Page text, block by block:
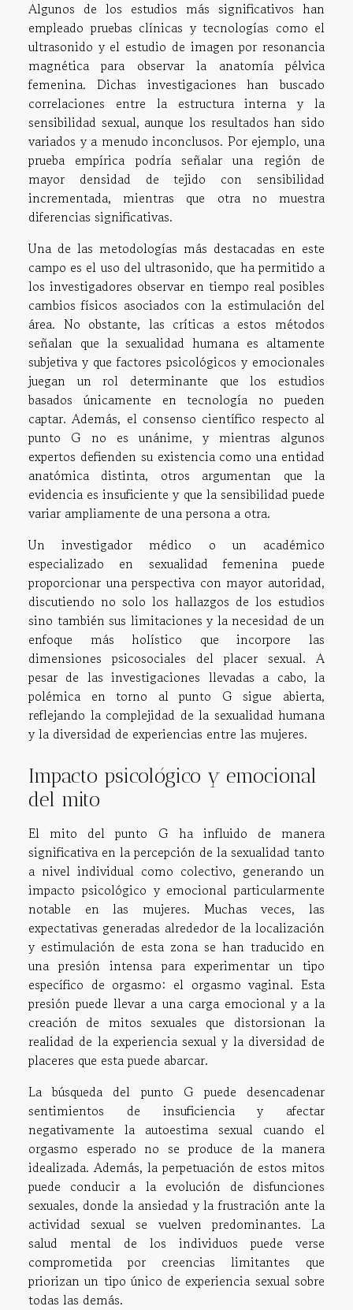
Algunos de los estudios más significativos han
empleado pruebas clínicas y tecnologías como el
ultrasonido y el estudio de imagen por resonancia
magnética para observar la anatomía pélvica
femenina. Dichas investigaciones han buscado
correlaciones entre la estructura interna y la
sensibilidad sexual, aunque los resultados han sido
variados y a menudo inconclusos. Por ejemplo, una
prueba empírica podría señalar una región de
mayor densidad de tejido con sensibilidad
incrementada, mientras que otra no muestra
diferencias significativas.
Una de las metodologías más destacadas en este
campo es el uso del ultrasonido, que ha permitido a
los investigadores observar en tiempo real posibles
cambios físicos asociados con la estimulación del
área. No obstante, las críticas a estos métodos
señalan que la sexualidad humana es altamente
subjetiva y que factores psicológicos y emocionales
juegan un rol determinante que los estudios
basados únicamente en tecnología no pueden
captar. Además, el consenso científico respecto al
punto G no es unánime, y mientras algunos
expertos defienden su existencia como una entidad
anatómica distinta, otros argumentan que la
evidencia es insuficiente y que la sensibilidad puede
variar ampliamente de una persona a otra.
Un investigador médico o un académico
especializado en sexualidad femenina puede
proporcionar una perspectiva con mayor autoridad,
discutiendo no solo los hallazgos de los estudios
sino también sus limitaciones y la necesidad de un
enfoque más holístico que incorpore las
dimensiones psicosociales del placer sexual. A
pesar de las investigaciones llevadas a cabo, la
polémica en torno al punto G sigue abierta,
reflejando la complejidad de la sexualidad humana
y la diversidad de experiencias entre las mujeres.
Impacto psicológico y emocional
del mito
El mito del punto G ha influido de manera
significativa en la percepción de la sexualidad tanto
a nivel individual como colectivo, generando un
impacto psicológico y emocional particularmente
notable en las mujeres. Muchas veces, las
expectativas generadas alrededor de la localización
y estimulación de esta zona se han traducido en
una presión intensa para experimentar un tipo
específico de orgasmo: el orgasmo vaginal. Esta
presión puede llevar a una carga emocional y a la
creación de mitos sexuales que distorsionan la
realidad de la experiencia sexual y la diversidad de
placeres que esta puede abarcar.
La búsqueda del punto G puede desencadenar
sentimientos de insuficiencia y afectar
negativamente la autoestima sexual cuando el
orgasmo esperado no se produce de la manera
idealizada. Además, la perpetuación de estos mitos
puede conducir a la evolución de disfunciones
sexuales, donde la ansiedad y la frustración ante la
actividad sexual se vuelven predominantes. La
salud mental de los individuos puede verse
comprometida por creencias limitantes que
priorizan un tipo único de experiencia sexual sobre
todas las demás.